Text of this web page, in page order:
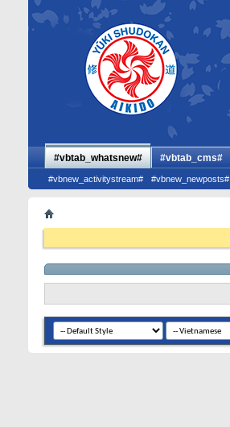
#vbtab_whatsnew#
#vbnew_activitystream# #vbnew_newposts#
#vbtab_cms#